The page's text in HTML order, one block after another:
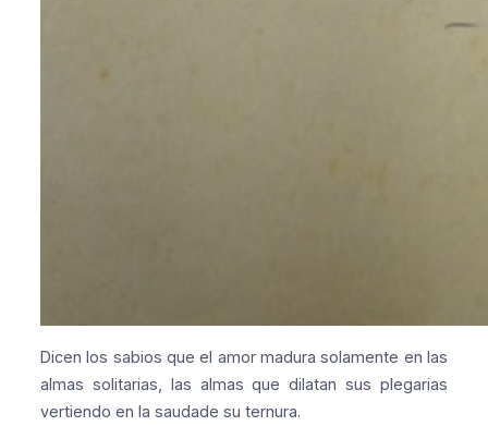
Dicen los sabios que el amor madura solamente en las
almas solitarias,
las almas que dilatan sus plegarias
vertiendo en la saudade su ternura.